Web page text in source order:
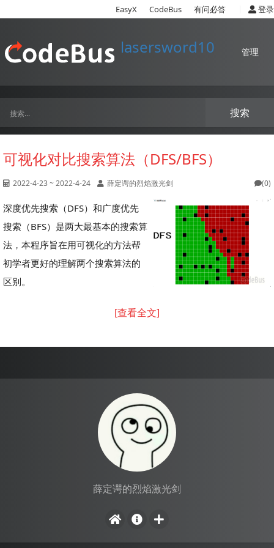
EasyX CodeBus 有问必答 登录
lasersword10 管理
可视化对比搜索算法（DFS/BFS）
2022-4-23 ~ 2022-4-24 薛定谔的烈焰激光剑 (0)
深度优先搜索（DFS）和广度优先
搜索（BFS）是两大最基本的搜索算
法，本程序旨在用可视化的方法帮
初学者更好的理解两个搜索算法的
区别。
[查看全文]
薛定谔的烈焰激光剑
搜索